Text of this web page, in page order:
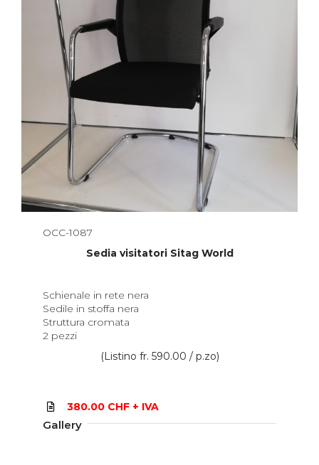
OCC-1087
Sedia visitatori Sitag World
Schienale in rete nera
Sedile in stoffa nera
Struttura cromata
2 pezzi
(Listino fr. 590.00 / p.zo)
380.00 CHF + IVA
Gallery